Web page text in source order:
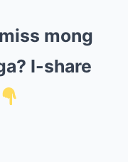
mong
I-share